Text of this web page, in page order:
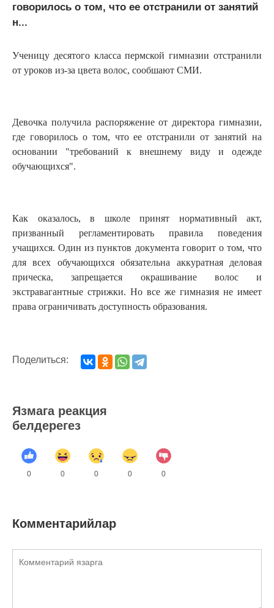
говорилось о том, что ее отстранили от занятий
н...
Ученицу десятого класса пермской гимназии отстранили
от уроков из-за цвета волос, сообшают СМИ.
Девочка получила распоряжение от директора гимназии,
где говорилось о том, что ее отстранили от занятий на
основании "требований к внешнему виду и одежде
обучающихся".
Как оказалось, в школе принят нормативный акт,
призванный регламентировать правила поведения
учащихся. Один из пунктов документа говорит о том, что
для всех обучающихся обязательна аккуратная деловая
прическа, запрещается окрашивание волос и
экстравагантные стрижки. Но все же гимназия не имеет
права ограничивать доступность образования.
Поделиться:
Язмага реакция
белдерегез
0 0 0 0 0
Комментарийлар